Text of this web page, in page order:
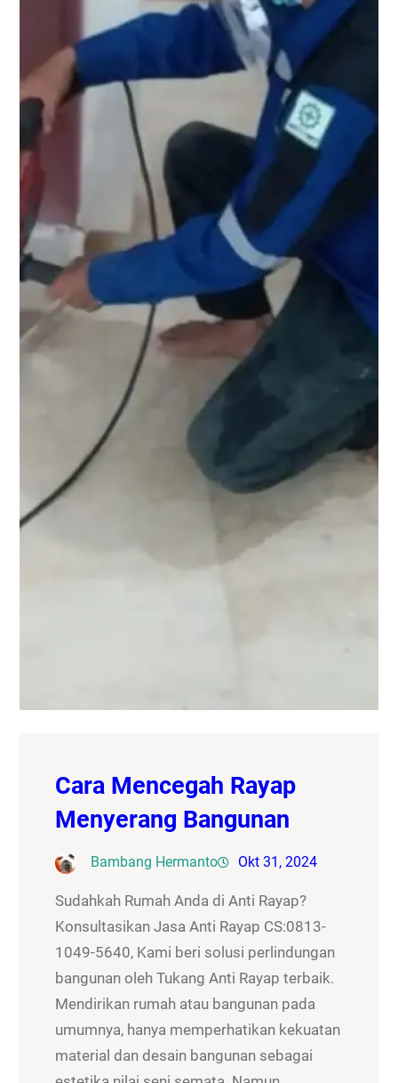
Cara Mencegah Rayap
Menyerang Bangunan
Bambang Hermanto Okt 31, 2024
Sudahkah Rumah Anda di Anti Rayap?
Konsultasikan Jasa Anti Rayap CS:0813-
1049-5640, Kami beri solusi perlindungan
bangunan oleh Tukang Anti Rayap terbaik.
Mendirikan rumah atau bangunan pada
umumnya, hanya memperhatikan kekuatan
material dan desain bangunan sebagai